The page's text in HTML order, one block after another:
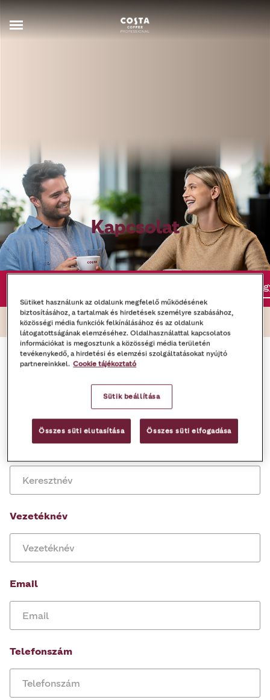
Kapcsolat
Kapcsolat
Kérjük töltse ki a lenti adatokat és
kávéambasszadoraink keresni fogják személyre
szabott ajánlattal.
Vezetéknév
Email
Telefonszám
Sütiket használunk az oldalunk megfelelő működésének
biztosításához, a tartalmak és hirdetések személyre szabásához,
közösségi média funkciók felkínálásához és az oldalunk
látogatottságának elemzéséhez. Oldalhasználattal kapcsolatos
információkat is megosztunk a közösségi média területén
tevékenykedő, a hirdetési és elemzési szolgáltatásokat nyújtó
partnereinkkel. Cookie tájékoztató
Sütik beállítása
Összes süti elutasítása Összes süti elfogadása